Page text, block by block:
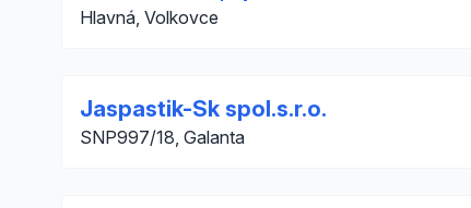
Hlavná, Volkovce
Jaspastik-Sk spol.s.r.o.
SNP997/18, Galanta